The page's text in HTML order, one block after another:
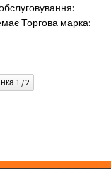
Торгова марка:
1 / 2